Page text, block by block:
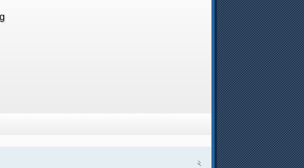
২